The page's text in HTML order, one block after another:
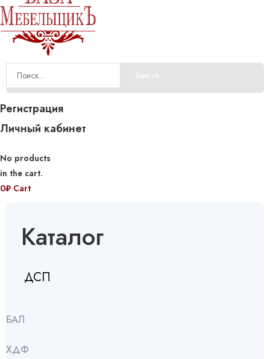
Search
Регистрация
Личный кабинет
No products
in the cart.
0₽ Cart
Каталог
ДСП
БАЛ
ХДФ